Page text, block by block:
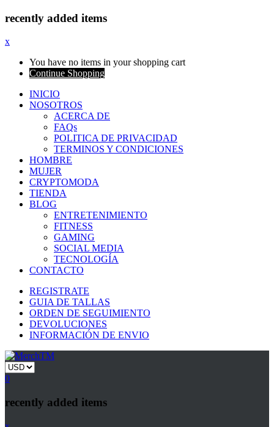
recently added items
x
You have no items in your shopping cart
Continue Shopping
INICIO
NOSOTROS
ACERCA DE
FAQs
POLITICA DE PRIVACIDAD
TERMINOS Y CONDICIONES
HOMBRE
MUJER
CRYPTOMODA
TIENDA
BLOG
ENTRETENIMIENTO
FITNESS
GAMING
SOCIAL MEDIA
TECNOLOGÍA
CONTACTO
REGISTRATE
GUIA DE TALLAS
ORDEN DE SEGUIMIENTO
DEVOLUCIONES
INFORMACIÓN DE ENVIO
0
recently added items